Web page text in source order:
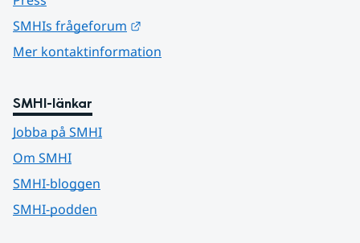
SMHIs frågeforum
Mer kontaktinformation
SMHI-länkar
Jobba på SMHI
Om SMHI
SMHI-bloggen
SMHI-podden